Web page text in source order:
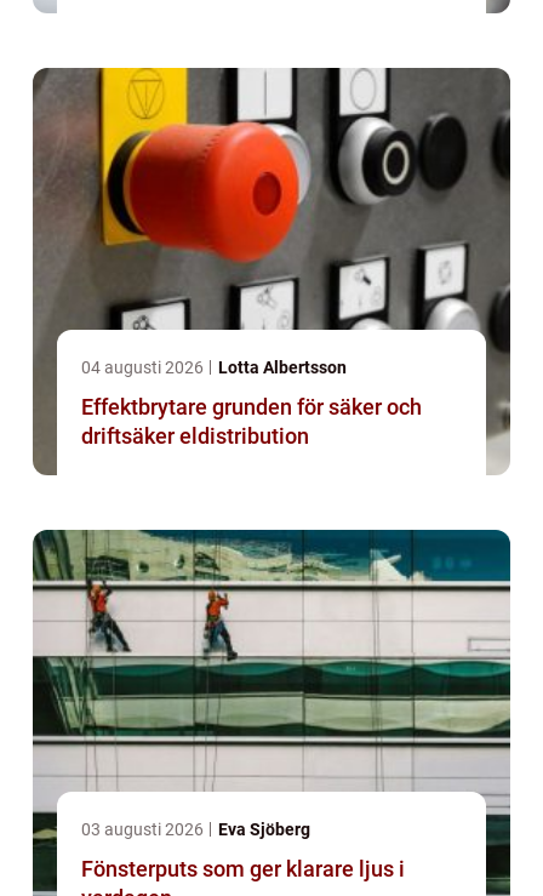
04 augusti 2026 Lotta Albertsson
Effektbrytare grunden för säker och
driftsäker eldistribution
03 augusti 2026 Eva Sjöberg
Fönsterputs som ger klarare ljus i